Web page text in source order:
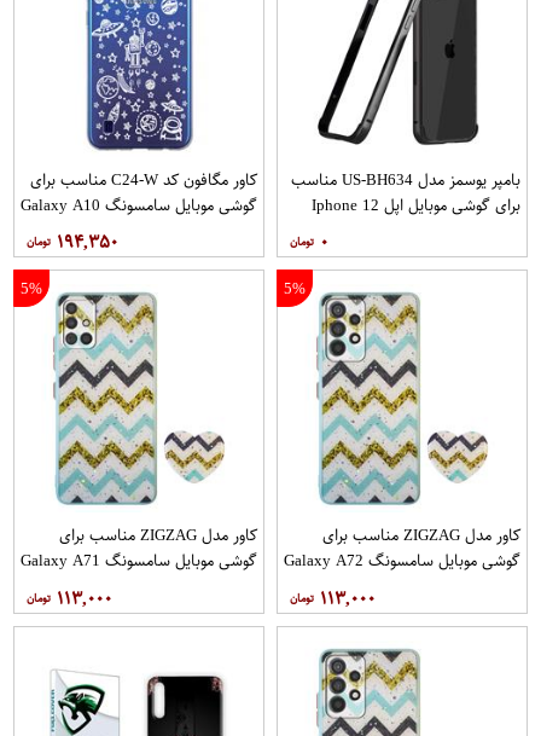
بامپر یوسمز مدل US-BH634 مناسب
برای گوشی موبایل اپل Iphone 12
۰
کاور مگافون کد C24-W مناسب برای
گوشی موبایل سامسونگ Galaxy A10
۱۹۴,۳۵۰
5%
کاور مدل ZIGZAG مناسب برای
گوشی موبایل سامسونگ Galaxy A72
۱۱۳,۰۰۰
5%
کاور مدل ZIGZAG مناسب برای
گوشی موبایل سامسونگ Galaxy A71
۱۱۳,۰۰۰